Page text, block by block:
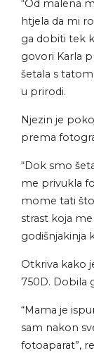
“Od malena
htjela da mi
ga dobiti tek
govori Karla
šetala s
u prirodi.
Njezin je
prema
“Dok smo
me privukla
mome tati
strast koja me
godišnjakinja
Otkriva kako
750D. Dobila
“Mama je
sam nakon
fotoaparat”,